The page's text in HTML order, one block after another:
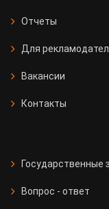
Отчеты
Для
Вакансии
Контакты
Государственные
Вопрос - ответ